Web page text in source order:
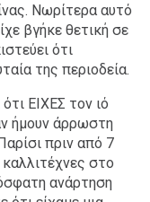
Νωρίτερα αυτό
βγήκε θετική σε
ότι
της περιοδεία.
ΕΙΧΕΣ τον ιό
ήμουν άρρωστη
πριν από 7
στο
ανάρτηση